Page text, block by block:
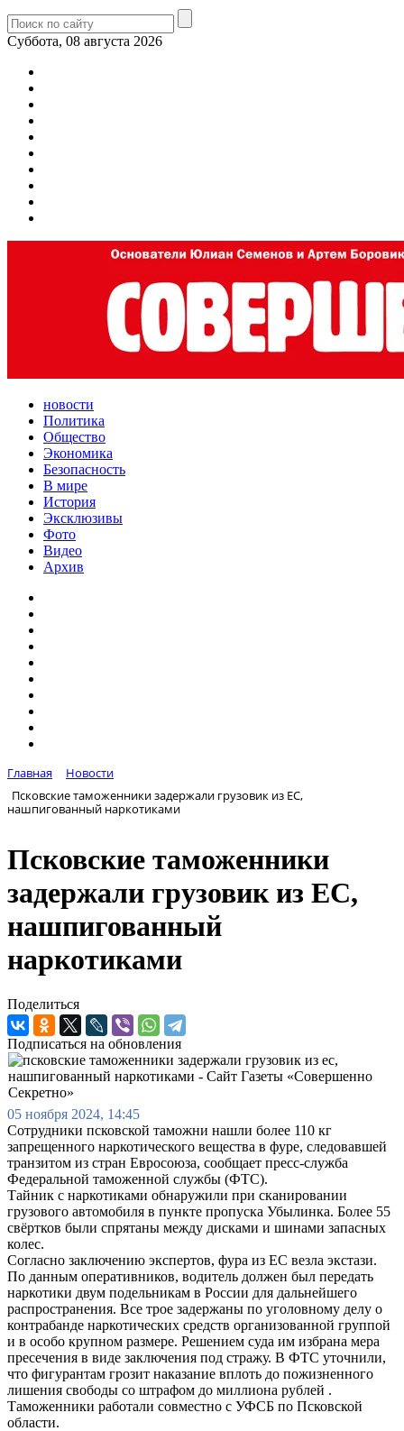
Суббота, 08 августа 2026
новости
Политика
Общество
Экономика
Безопасность
В мире
История
Эксклюзивы
Фото
Видео
Архив
Главная
Новости
Псковские таможенники задержали грузовик из ЕС,
нашпигованный наркотиками
Псковские таможенники
задержали грузовик из ЕС,
нашпигованный
наркотиками
Поделиться
Подписаться на обновления
05 ноября 2024, 14:45
Сотрудники псковской таможни нашли более 110 кг
запрещенного наркотического вещества в фуре, следовавшей
транзитом из стран Евросоюза, сообщает пресс-служба
Федеральной таможенной службы (ФТС).
Тайник с наркотиками обнаружили при сканировании
грузового автомобиля в пункте пропуска Убылинка. Более 55
свёртков были спрятаны между дисками и шинами запасных
колес.
Согласно заключению экспертов, фура из ЕС везла экстази.
По данным оперативников, водитель должен был передать
наркотики двум подельникам в России для дальнейшего
распространения. Все трое задержаны по уголовному делу о
контрабанде наркотических средств организованной группой
и в особо крупном размере. Решением суда им избрана мера
пресечения в виде заключения под стражу. В ФТС уточнили,
что фигурантам грозит наказание вплоть до пожизненного
лишения свободы со штрафом до миллиона рублей .
Таможенники работали совместно с УФСБ по Псковской
области.